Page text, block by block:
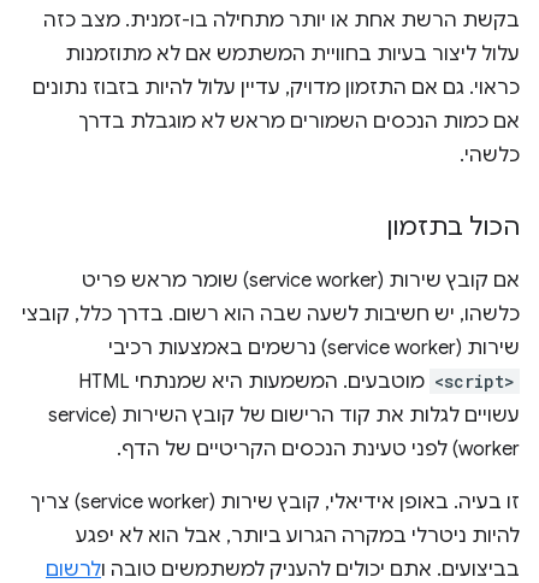
בקשת הרשת אחת או יותר מתחילה בו-זמנית. מצב כזה
עלול ליצור בעיות בחוויית המשתמש אם לא מתוזמנות
כראוי. גם אם התזמון מדויק, עדיין עלול להיות בזבוז נתונים
אם כמות הנכסים השמורים מראש לא מוגבלת בדרך
כלשהי.
הכול בתזמון
אם קובץ שירות (service worker) שומר מראש פריט
כלשהו, יש חשיבות לשעה שבה הוא רשום. בדרך כלל, קובצי
שירות (service worker) נרשמים באמצעות רכיבי
<script>
מוטבעים. המשמעות היא שמנתחי HTML
עשויים לגלות את קוד הרישום של קובץ השירות (service
worker) לפני טעינת הנכסים הקריטיים של הדף.
זו בעיה. באופן אידיאלי, קובץ שירות (service worker) צריך
להיות ניטרלי במקרה הגרוע ביותר, אבל הוא לא יפגע
בביצועים. אתם יכולים להעניק למשתמשים טובה ולרשום